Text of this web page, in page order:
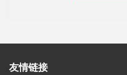
友情链接